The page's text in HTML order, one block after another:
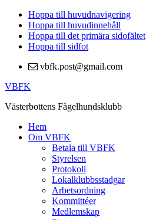
Hoppa till huvudnavigering
Hoppa till huvudinnehåll
Hoppa till det primära sidofältet
Hoppa till sidfot
vbfk.post@gmail.com
VBFK
Västerbottens Fågelhundsklubb
Hem
Om VBFK
Betala till VBFK
Styrelsen
Protokoll
Lokalklubbsstadgar
Arbetsordning
Kommittéer
Medlemskap